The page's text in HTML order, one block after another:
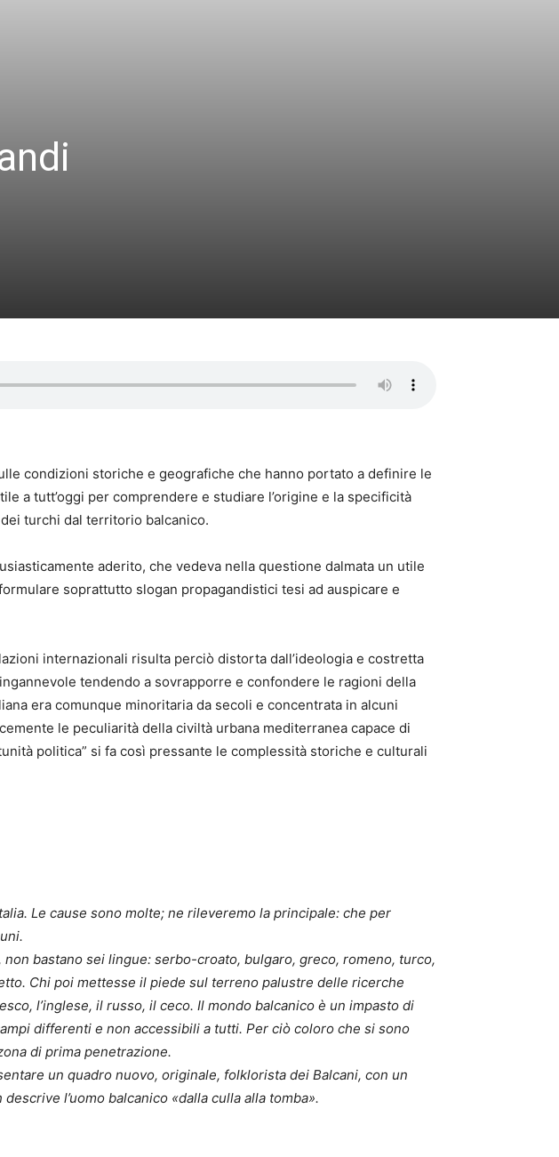
condizioni storiche e geografiche che hanno portato a definire le
a tutt’oggi per comprendere e studiare l’origine e la specificità
turchi dal territorio balcanico.
aderito, che vedeva nella questione dalmata un utile
soprattutto slogan propagandistici tesi ad auspicare e
internazionali risulta perciò distorta dall’ideologia e costretta
tendendo a sovrapporre e confondere le ragioni della
era comunque minoritaria da secoli e concentrata in alcuni
le peculiarità della civiltà urbana mediterranea capace di
politica” si fa così pressante le complessità storiche e culturali
Le cause sono molte; ne rileveremo la principale: che per
bastano sei lingue: serbo-croato, bulgaro, greco, romeno, turco,
Chi poi mettesse il piede sul terreno palustre delle ricerche
l’inglese, il russo, il ceco. Il mondo balcanico è un impasto di
differenti e non accessibili a tutti. Per ciò coloro che si sono
di prima penetrazione.
un quadro nuovo, originale, folklorista dei Balcani, con un
l’uomo balcanico «dalla culla alla tomba».